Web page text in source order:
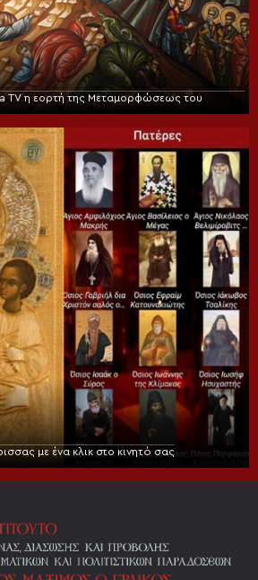
TV η εορτή της Μεταμορφώσεως του
με ένα κλικ στο κινητό σας